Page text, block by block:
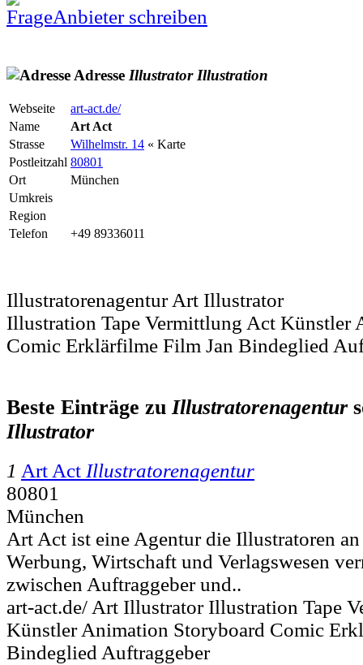
Anbieter schreiben
Adresse Illustrator Illustration
Webseite
art-act.de/
Name
Art Act
Strasse
Wilhelmstr. 14 « Karte
Postleitzahl 80801
Ort
München
Umkreis
Region
Telefon
+49 89336011
Illustratorenagentur Art Illustrator
Illustration Tape Vermittlung Act Künstler
Comic Erklärfilme Film Jan Bindeglied
Beste Einträge zuIllustratorenagentur
Illustrator
1 Art Act Illustratorenagentur
80801
München
Art Act ist eine Agentur die Illustratoren
Werbung, Wirtschaft und Verlagswesen
zwischen Auftraggeber und..
art-act.de/ Art Illustrator Illustration Tape
Künstler Animation Storyboard Comic
Bindeglied Auftraggeber